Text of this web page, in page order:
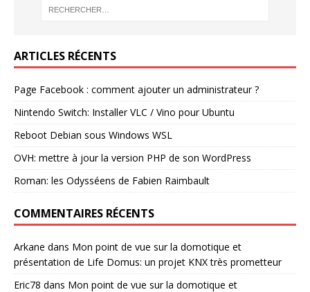
ARTICLES RÉCENTS
Page Facebook : comment ajouter un administrateur ?
Nintendo Switch: Installer VLC / Vino pour Ubuntu
Reboot Debian sous Windows WSL
OVH: mettre à jour la version PHP de son WordPress
Roman: les Odysséens de Fabien Raimbault
COMMENTAIRES RÉCENTS
Arkane dans Mon point de vue sur la domotique et
présentation de Life Domus: un projet KNX très prometteur
Eric78 dans Mon point de vue sur la domotique et